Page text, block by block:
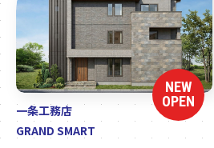
NEW
OPEN
一条工務店
GRAND SMART